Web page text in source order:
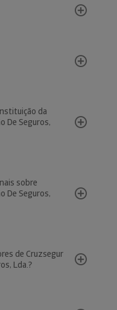
da
De Seguros,
sobre
De Seguros,
de Cruzsegur
Lda.?